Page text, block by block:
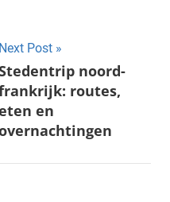
Next Post
noord-
routes,
en